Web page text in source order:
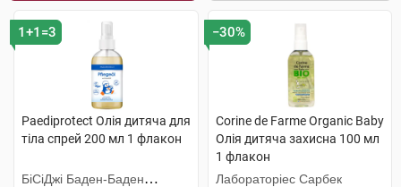
1+1=3
Paediprotect Олія дитяча для
тіла спрей 200 мл 1 флакон
БіСіДжі Баден-Баден
−30%
Corine de Farme Organic Baby
Олія дитяча захисна 100 мл
1 флакон
Лабораторіес Сарбек